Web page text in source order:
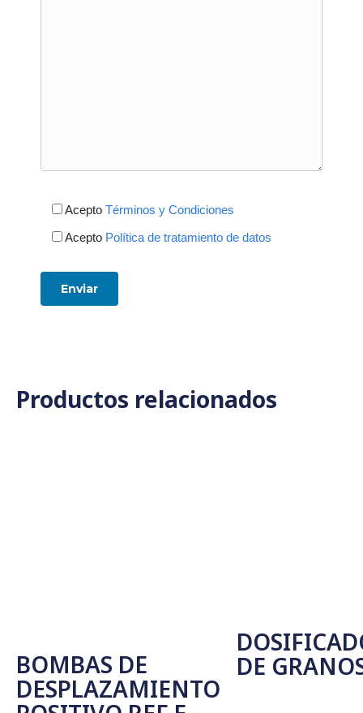
Acepto Términos y Condiciones
Acepto Política de tratamiento de datos
Productos relacionados
BOMBAS DE
DESPLAZAMIENTO
DE